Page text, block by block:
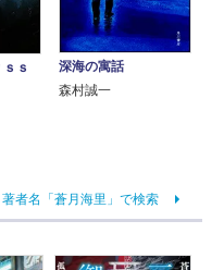
ｓ
深海の寓話
森村誠一
著者名「蒼月海里」で検索